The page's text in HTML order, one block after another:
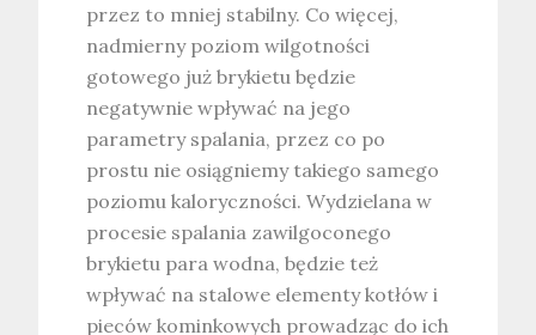
przez to mniej stabilny. Co więcej,
nadmierny poziom wilgotności
gotowego już brykietu będzie
negatywnie wpływać na jego
parametry spalania, przez co po
prostu nie osiągniemy takiego samego
poziomu kaloryczności. Wydzielana w
procesie spalania zawilgoconego
brykietu para wodna, będzie też
wpływać na stalowe elementy kotłów i
pieców kominkowych prowadząc do ich